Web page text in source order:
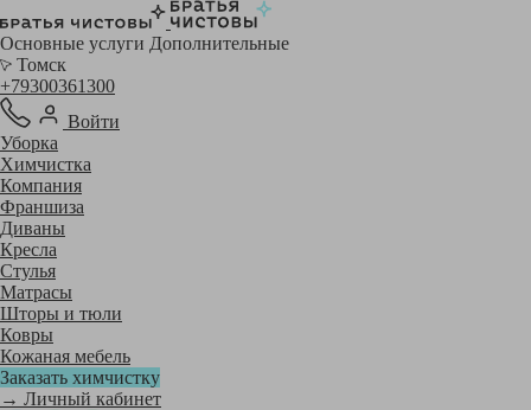
Основные услуги Дополнительные
Томск
+79300361300
Войти
Уборка
Химчистка
Компания
Франшиза
Диваны
Кресла
Стулья
Матрасы
Шторы и тюли
Ковры
Кожаная мебель
Заказать химчистку
→ Личный кабинет